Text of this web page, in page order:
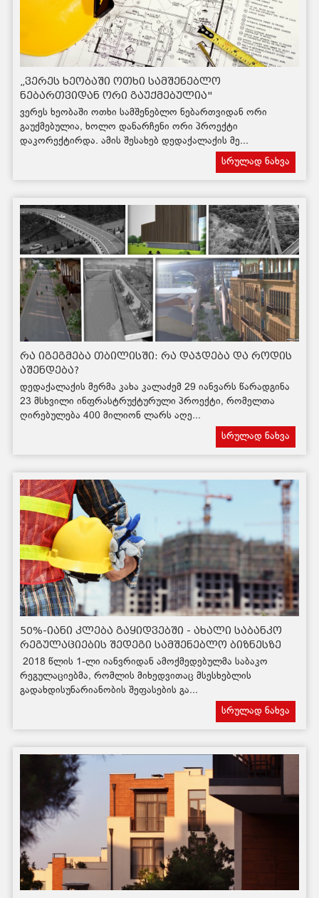
„ვერეს ხეობაში ოთხი სამშენებლო
ნებართვიდან ორი გაუქმებულია"
ვერეს ხეობაში ოთხი სამშენებლო ნებართვიდან ორი
გაუქმებულია, ხოლო დანარჩენი ორი პროექტი
დაკორექტირდა. ამის შესახებ დედაქალაქის მე...
სრულად ნახვა
რა იგეგმება თბილისში: რა დაჯდება და როდის
აშენდება?
დედაქალაქის მერმა კახა კალაძემ 29 იანვარს წარადგინა
23 მსხვილი ინფრასტრუქტურული პროექტი, რომელთა
ღირებულება 400 მილიონ ლარს აღე...
სრულად ნახვა
50%-იანი კლება გაყიდვებში - ახალი საბანკო
რეგულაციების შედეგი სამშენებლო ბიზნესზე
2018 წლის 1-ლი იანვრიდან ამოქმედებულმა საბაკო
რეგულაციებმა, რომლის მიხედვითაც მსესხებლის
გადახდისუნარიანობის შეფასების გა...
სრულად ნახვა